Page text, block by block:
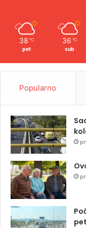
38 ℃
pet
36 ℃
sub
Popularno